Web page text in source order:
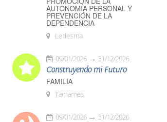
AUTONOMÍA PERSONAL Y
PREVENCIÓN DE LA
DEPENDENCIA
Ledesma
09/01/2026 31/12/2026
Construyendo mi Futuro
FAMILIA
Tamames
09/01/2026 31/12/2026